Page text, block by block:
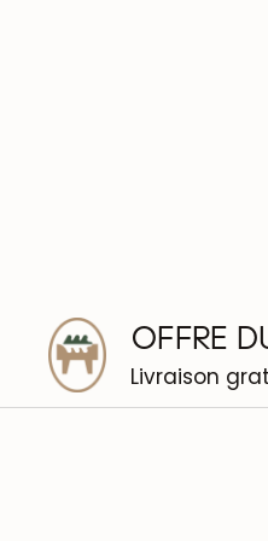
OFFRE
Livraison